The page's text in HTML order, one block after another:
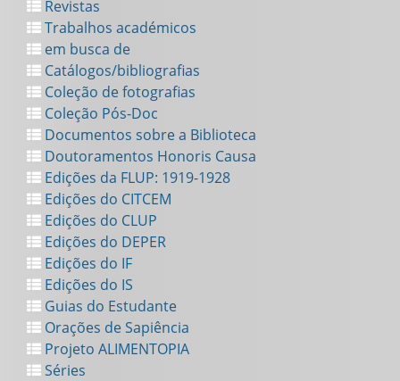
Revistas
Trabalhos académicos
em busca de
Catálogos/bibliografias
Coleção de fotografias
Coleção Pós-Doc
Documentos sobre a Biblioteca
Doutoramentos Honoris Causa
Edições da FLUP: 1919-1928
Edições do CITCEM
Edições do CLUP
Edições do DEPER
Edições do IF
Edições do IS
Guias do Estudante
Orações de Sapiência
Projeto ALIMENTOPIA
Séries